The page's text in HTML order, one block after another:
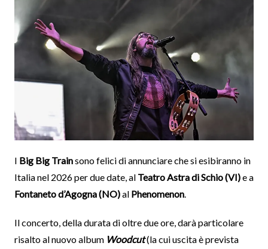
I Big Big Trainsono felici di annunciare che si esibiranno in
Italia nel 2026 per due date, al Teatro Astra di Schio (VI)e a
Fontaneto d’Agogna (NO)al Phenomenon.
Il concerto, della durata di oltre due ore, darà particolare
risalto al nuovo album Woodcut(la cui uscita è prevista